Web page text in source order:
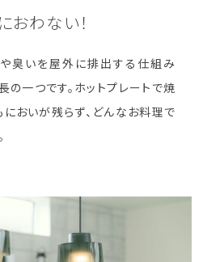
におわない！
臭いを屋外に排出する仕組み
の一つです。ホットプレートで焼
おいが残らず、どんなお料理で